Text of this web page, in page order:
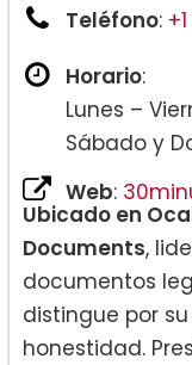
Teléfono:
Horario:
Lunes –
Sábado y
Web:
Ubicado en
Documents,
documentos
distingue por
honestidad.